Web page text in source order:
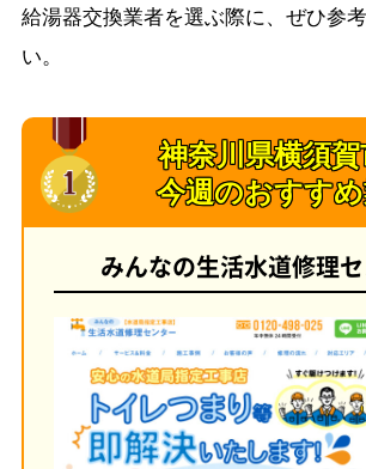
給湯器交換業者を選ぶ際に、ぜひ参
い。
神奈川県横須
今週のおすす
みんなの生活水道修理